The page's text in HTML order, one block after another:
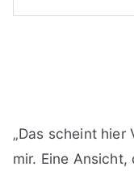
„Das scheint hier
mir. Eine